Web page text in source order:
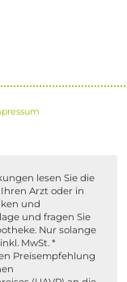
lesen Sie die
Arzt oder in
und
und fragen Sie
Nur solange
MwSt. *
Preisempfehlung